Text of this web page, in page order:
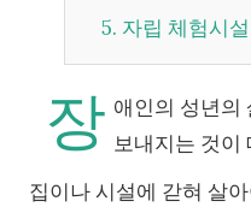
5. 자립 체험시
장 애인의 성년의
보내지는 것이
집이나 시설에 갇혀 살